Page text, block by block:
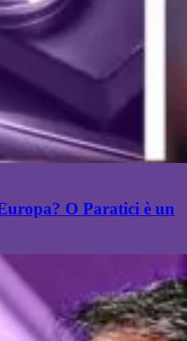
O Paratici è un